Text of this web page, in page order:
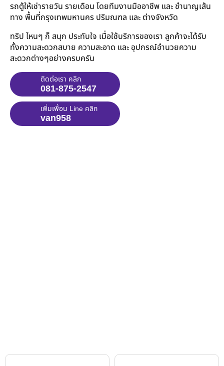
รถตู้ให้เช่ารายวัน รายเดือน โดยทีมงานมืออาชีพ และ ชำนาญเส้น
ทาง พื้นที่กรุงเทพมหานคร ปริมณฑล และ ต่างจังหวัด
ทริป ไหนๆ ก็ สนุก ประทับใจ เมื่อใช้บริการของเรา ลูกค้าจะได้รับ
ทั้งความสะดวกสบาย ความสะอาด และ อุปกรณ์อำนวยความ
สะดวกต่างๆอย่างครบครัน
ติดต่อเรา คลิก
081-875-2547
เพิ่มเพื่อน Line คลิก
van958